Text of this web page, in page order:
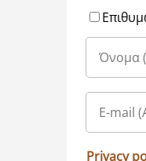
Privacy